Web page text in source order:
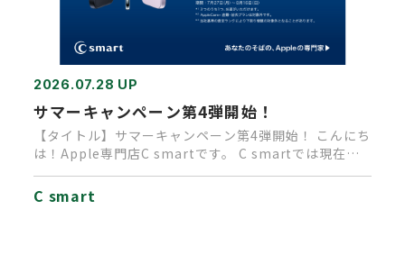
2026.07.28 UP
サマーキャンペーン第4弾開始！
【タイトル】サマーキャンペーン第4弾開始！ こんにち
は！Apple専門店C smartです。 C smartでは現在、
C smart